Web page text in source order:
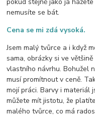
pokud stejně jako já
nemusíte se bát.
Cena se mi zdá vysoká.
Jsem malý tvůrce a i když
sama, obrázky si ve
vlastního návrhu. Bohužel
musí promítnout v ceně.
mojí práci. Barvy i
můžete mít jistotu, že
malého tvůrce, co má